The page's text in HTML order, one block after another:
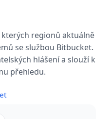
regionů aktuálně
se službou Bitbucket.
hlášení a slouží k
přehledu.